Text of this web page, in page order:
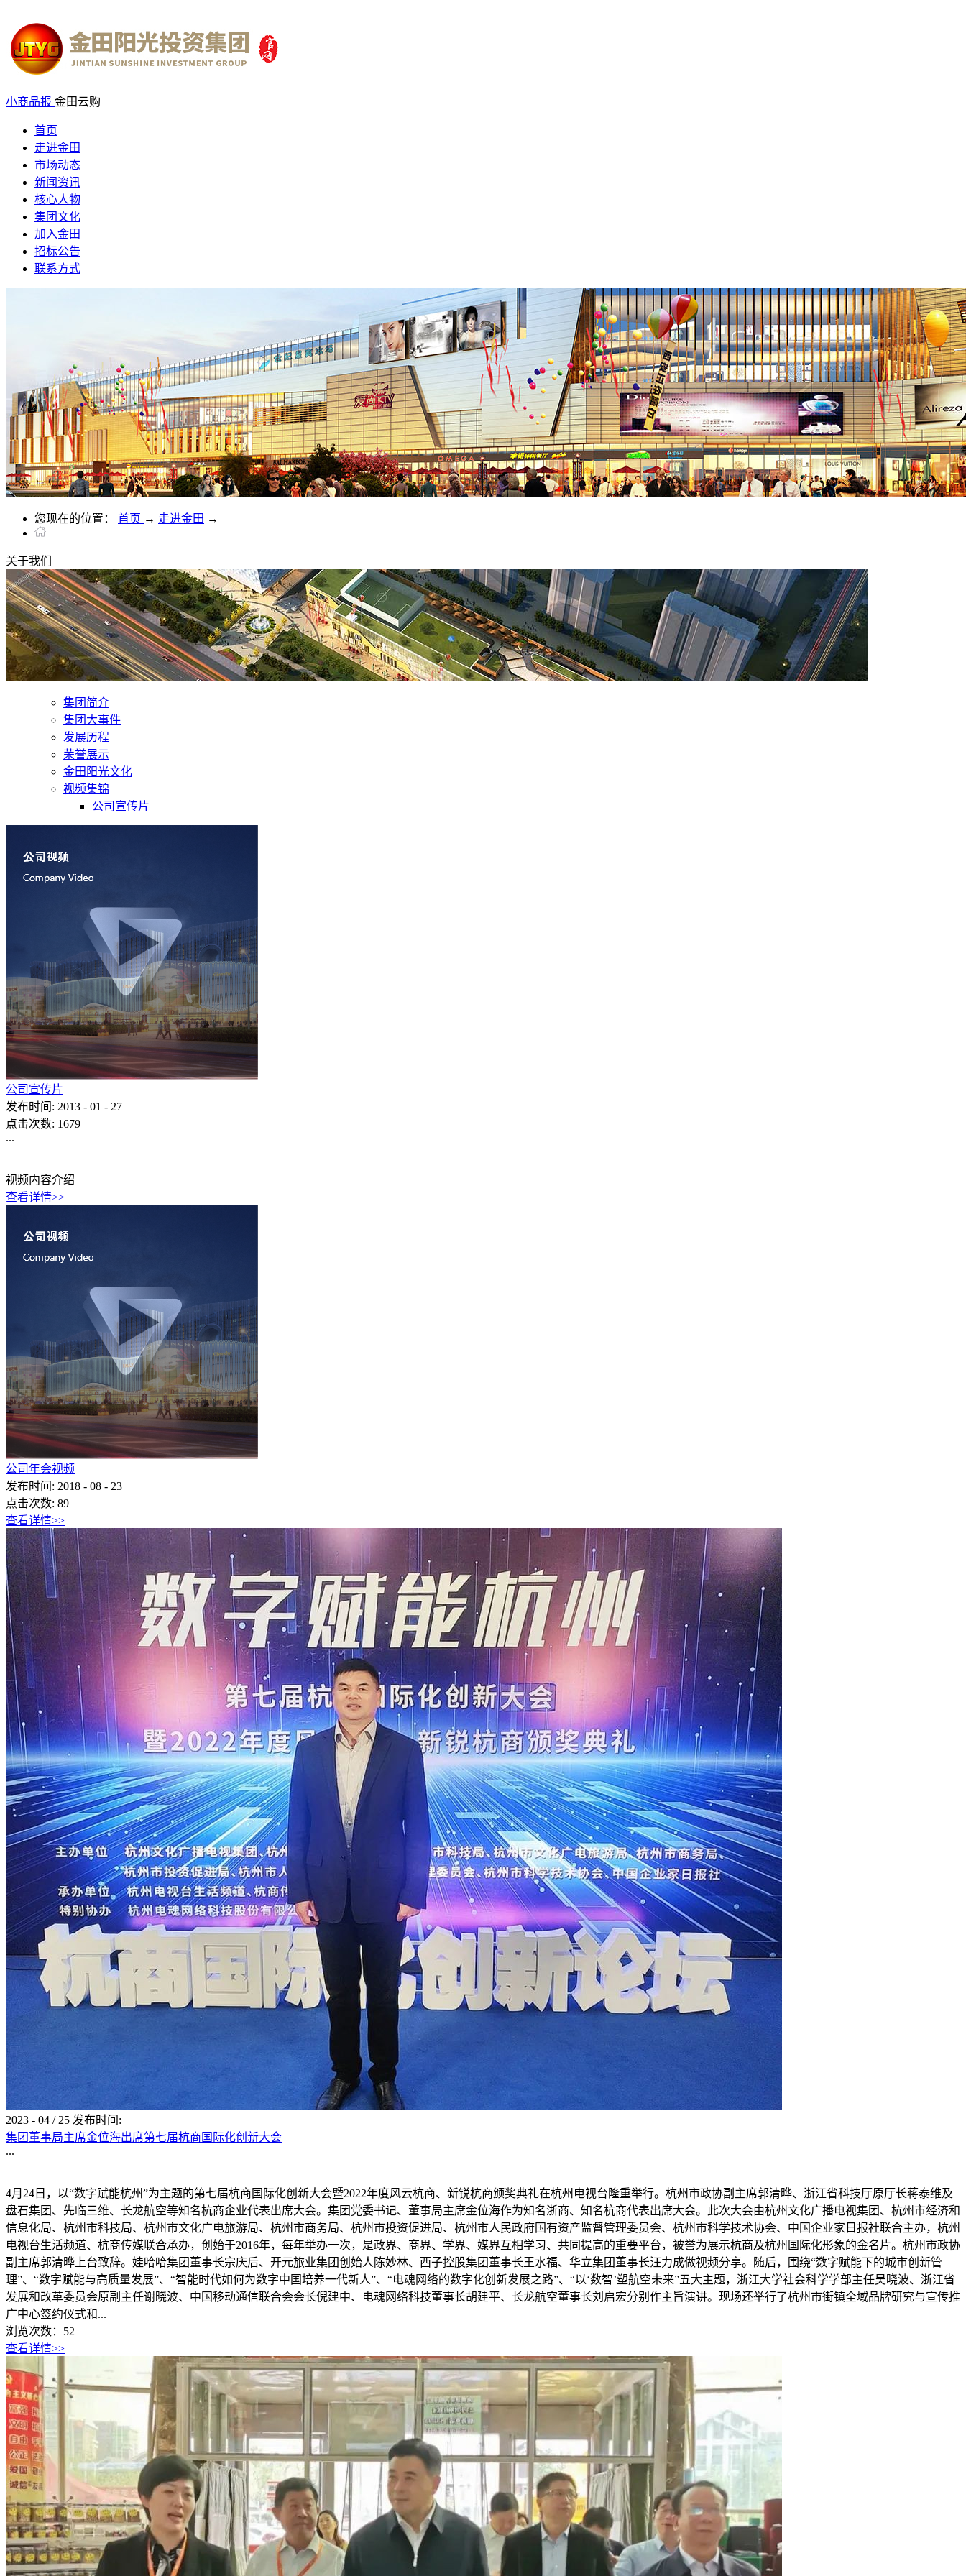
小商品报 金田云购
首页
走进金田
市场动态
新闻资讯
核心人物
集团文化
加入金田
招标公告
联系方式
您现在的位置： 首页 → 走进金田 →
关于我们
集团简介
集团大事件
发展历程
荣誉展示
金田阳光文化
视频集锦
公司宣传片
公司宣传片
发布时间: 2013 - 01 - 27
点击次数: 1679
...
视频内容介绍
查看详情>>
公司年会视频
发布时间: 2018 - 08 - 23
点击次数: 89
查看详情>>
2023 - 04 / 25 发布时间:
集团董事局主席金位海出席第七届杭商国际化创新大会
...
4月24日，以“数字赋能杭州”为主题的第七届杭商国际化创新大会暨2022年度风云杭商、新锐杭商颁奖典礼在杭州电视台隆重举行。杭州市政协副主席郭清晔、浙江省科技厅原厅长蒋泰维及
盘石集团、先临三维、长龙航空等知名杭商企业代表出席大会。集团党委书记、董事局主席金位海作为知名浙商、知名杭商代表出席大会。此次大会由杭州文化广播电视集团、杭州市经济和
信息化局、杭州市科技局、杭州市文化广电旅游局、杭州市商务局、杭州市投资促进局、杭州市人民政府国有资产监督管理委员会、杭州市科学技术协会、中国企业家日报社联合主办，杭州
电视台生活频道、杭商传媒联合承办，创始于2016年，每年举办一次，是政界、商界、学界、媒界互相学习、共同提高的重要平台，被誉为展示杭商及杭州国际化形象的金名片。杭州市政协
副主席郭清晔上台致辞。娃哈哈集团董事长宗庆后、开元旅业集团创始人陈妙林、西子控股集团董事长王水福、华立集团董事长汪力成做视频分享。随后，围绕“数字赋能下的城市创新管
理”、“数字赋能与高质量发展”、“智能时代如何为数字中国培养一代新人”、“电魂网络的数字化创新发展之路”、“以‘数智’塑航空未来”五大主题，浙江大学社会科学学部主任吴晓波、浙江省
发展和改革委员会原副主任谢晓波、中国移动通信联合会会长倪建中、电魂网络科技董事长胡建平、长龙航空董事长刘启宏分别作主旨演讲。现场还举行了杭州市街镇全域品牌研究与宣传推
广中心签约仪式和...
浏览次数： 52
查看详情>>